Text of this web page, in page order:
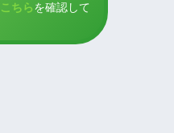
こちら を確認して